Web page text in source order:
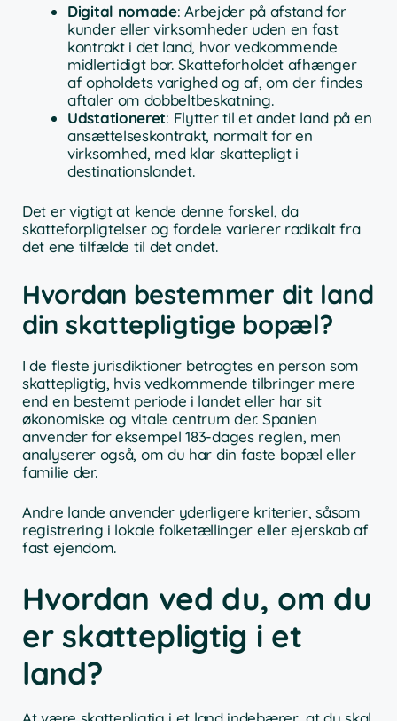
Digital nomade: Arbejder på afstand for
kunder eller virksomheder uden en fast
kontrakt i det land, hvor vedkommende
midlertidigt bor. Skatteforholdet afhænger
af opholdets varighed og af, om der findes
aftaler om dobbeltbeskatning.
Udstationeret: Flytter til et andet land på en
ansættelseskontrakt, normalt for en
virksomhed, med klar skattepligt i
destinationslandet.
Det er vigtigt at kende denne forskel, da
skatteforpligtelser og fordele varierer radikalt fra
det ene tilfælde til det andet.
Hvordan bestemmer dit land
din skattepligtige bopæl?
I de fleste jurisdiktioner betragtes en person som
skattepligtig, hvis vedkommende tilbringer mere
end en bestemt periode i landet eller har sit
økonomiske og vitale centrum der. Spanien
anvender for eksempel 183-dages reglen, men
analyserer også, om du har din faste bopæl eller
familie der.
Andre lande anvender yderligere kriterier, såsom
registrering i lokale folketællinger eller ejerskab af
fast ejendom.
Hvordan ved du, om du
er skattepligtig i et
land?